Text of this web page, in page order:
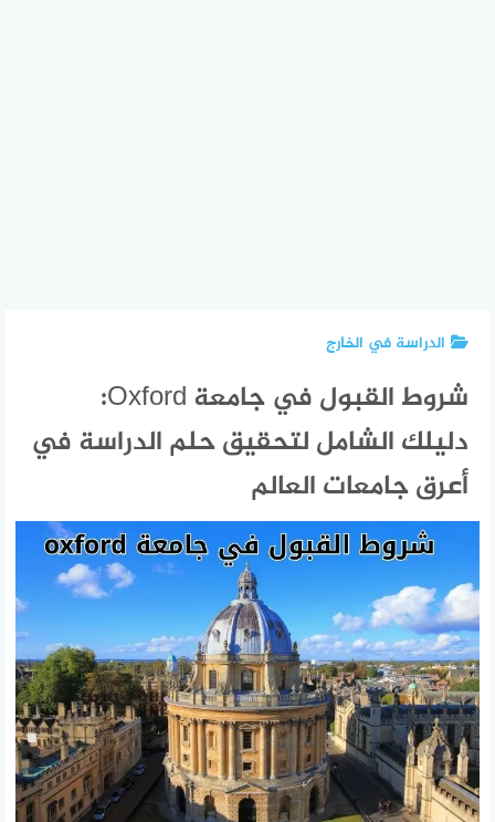
الدراسة في الخارج
شروط القبول في جامعة Oxford:
دليلك الشامل لتحقيق حلم الدراسة في
أعرق جامعات العالم